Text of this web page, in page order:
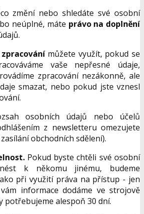
změní nebo shledáte své osobní
neúplné, máte právo na doplnění
můžete využít, pokud se
vaše nepřesné údaje,
zpracování nezákonně, ale
smazat, nebo pokud jste vznesl
osobních údajů nebo účelů
z newsletteru omezujete
obchodních sdělení).
Pokud byste chtěli své osobní
k někomu jinému, budeme
při využití práva na přístup - jen
informace dodáme ve strojově
potřebujeme alespoň 30 dní.